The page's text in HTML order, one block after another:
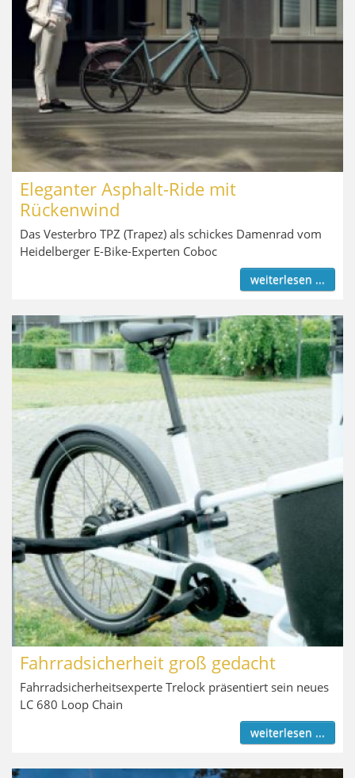
Eleganter Asphalt-Ride mit
Rückenwind
Das Vesterbro TPZ (Trapez) als schickes Damenrad vom
Heidelberger E-Bike-Experten Coboc
weiterlesen ...
Fahrradsicherheit groß gedacht
Fahrradsicherheitsexperte Trelock präsentiert sein neues
LC 680 Loop Chain
weiterlesen ...